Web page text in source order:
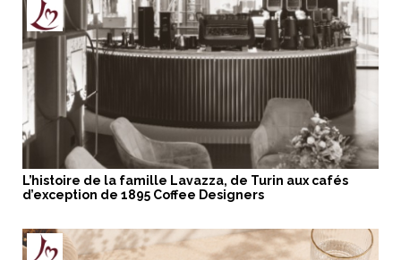
L’histoire de la famille Lavazza, de Turin aux cafés
d’exception de 1895 Coffee Designers